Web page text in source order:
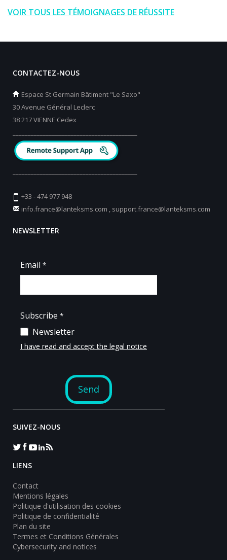
VOIR TOUS LES TÉMOIGNAGES DE RÉUSSITE
CONTACTEZ-NOUS
Espace St Germain Bâtiment "Le Saxo"
30 Avenue Général Leclerc
38 217 VIENNE Cedex
+33 - 474 977 948
info.france@lanteksms.com , support.france@lanteksms.com
NEWSLETTER
SUIVEZ-NOUS
LIENS
Contact
Mentions légales
Politique d'utilisation des cookies
Politique de confidentialité
Plan du site
Termes et Conditions Générales
Cybersecurity and notices